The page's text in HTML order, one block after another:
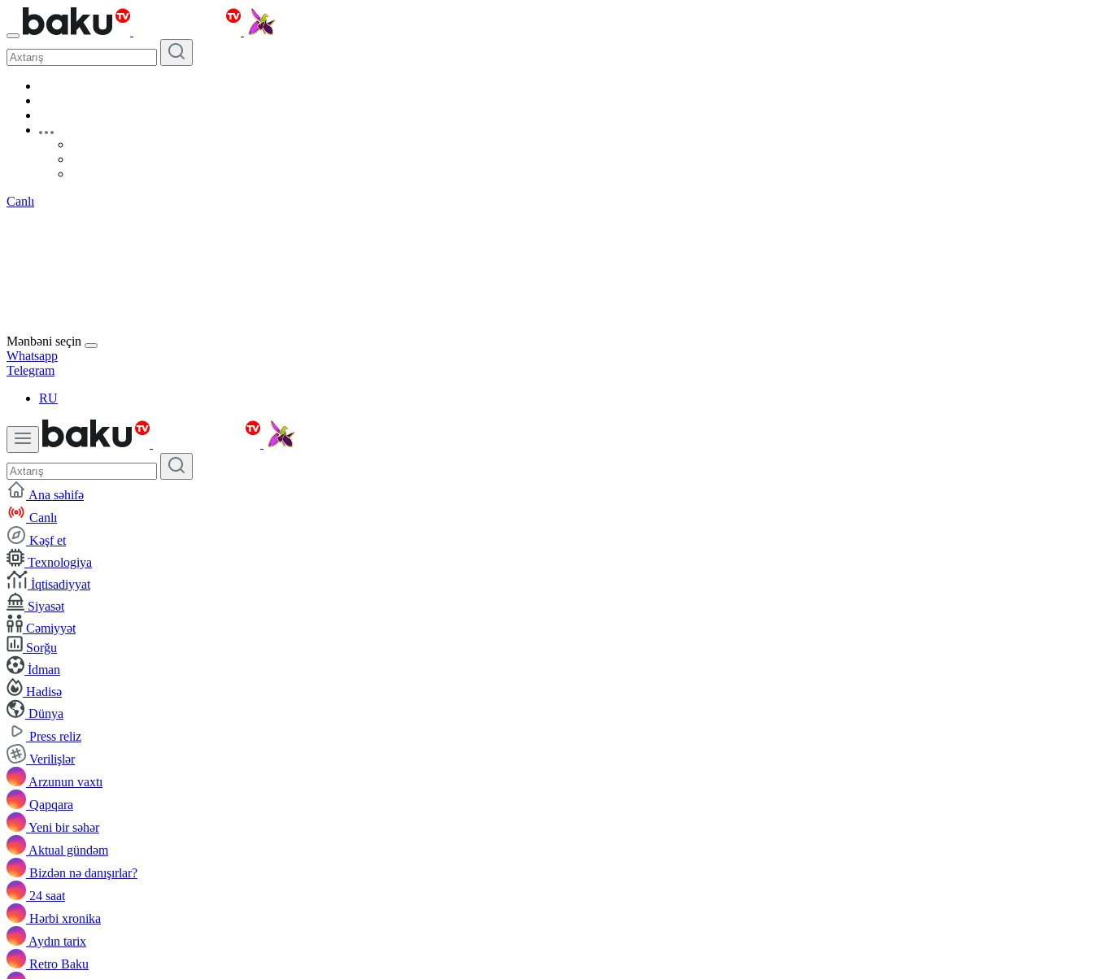
Canlı
Mənbəni seçin
Whatsapp
Telegram
RU
Ana səhifə
Canlı
Kəşf et
Texnologiya
İqtisadiyyat
Siyasət
Cəmiyyət
Sorğu
İdman
Hadisə
Dünya
Press reliz
Verilişlər
Arzunun vaxtı
Qapqara
Yeni bir səhər
Aktual gündəm
Bizdən nə danışırlar?
24 saat
Hərbi xronika
Aydın tarix
Retro Baku